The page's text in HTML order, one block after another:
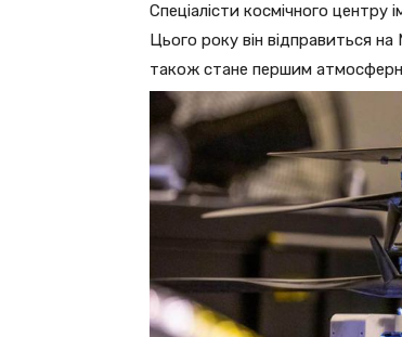
Спеціалісти космічного центру
Цього року він відправиться
також стане першим